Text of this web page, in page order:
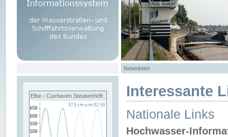
Newsletter
Elbe - Cuxhaven Steubenhöft Interessante
Nationale Links
Hochwasser-